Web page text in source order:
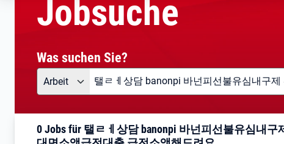
Jobsuche
Was suchen Sie?
Angebotsart
Arbeit Was suchen Sie?
0 Jobs für 탤ㄹㅔ상담 banonpi 바넌피선불유심내